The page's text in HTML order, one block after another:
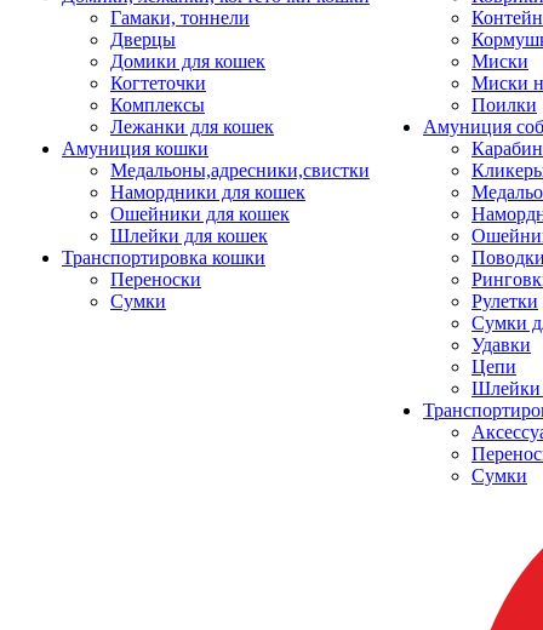
Гамаки, тоннели
Дверцы
Домики для кошек
Когтеточки
Комплексы
Лежанки для кошек
Амуниция кошки
Медальоны,адресники,свистки
Намордники для кошек
Ошейники для кошек
Шлейки для кошек
Транспортировка кошки
Переноски
Сумки
Миски
Миски
Поилки
Амуниция
Рулетки
Сумки
Удавки
Цепи
Шлейки
Сумки